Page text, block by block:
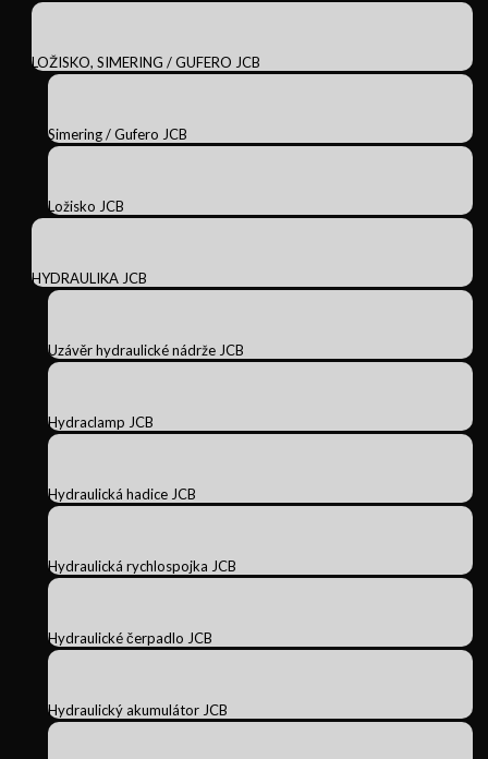
LOŽISKO, SIMERING / GUFERO JCB
Simering / Gufero JCB
Ložisko JCB
HYDRAULIKA JCB
Uzávěr hydraulické nádrže JCB
Hydraclamp JCB
Hydraulická hadice JCB
Hydraulická rychlospojka JCB
Hydraulické čerpadlo JCB
Hydraulický akumulátor JCB